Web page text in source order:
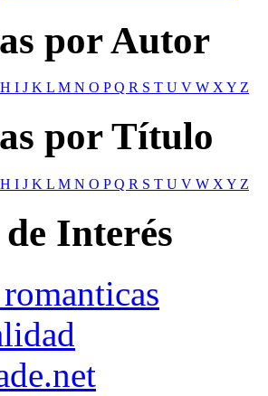
por Autor
H I J K L M N O PQ R S T U V W XY Z
por Título
H I J K L M N O PQ R S T U V W X Y Z
Interés